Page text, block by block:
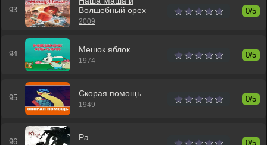
Волшебный орех
2009
0/5
Мешок яблок
1974
0/5
Скорая помощь
1949
0/5
Ра
0/5